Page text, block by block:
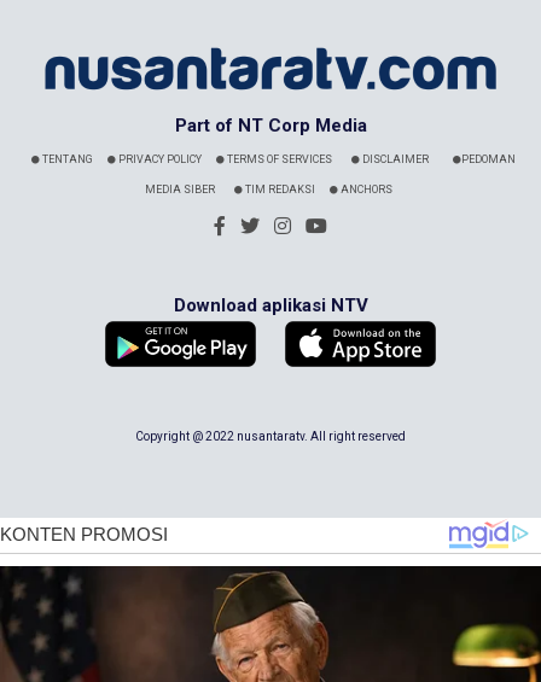
Part of NT Corp Media
TENTANG PRIVACY POLICY TERMS OF SERVICES DISCLAIMER PEDOMAN
MEDIA SIBER TIM REDAKSI ANCHORS
Download aplikasi NTV
Copyright @ 2022 nusantaratv. All right reserved